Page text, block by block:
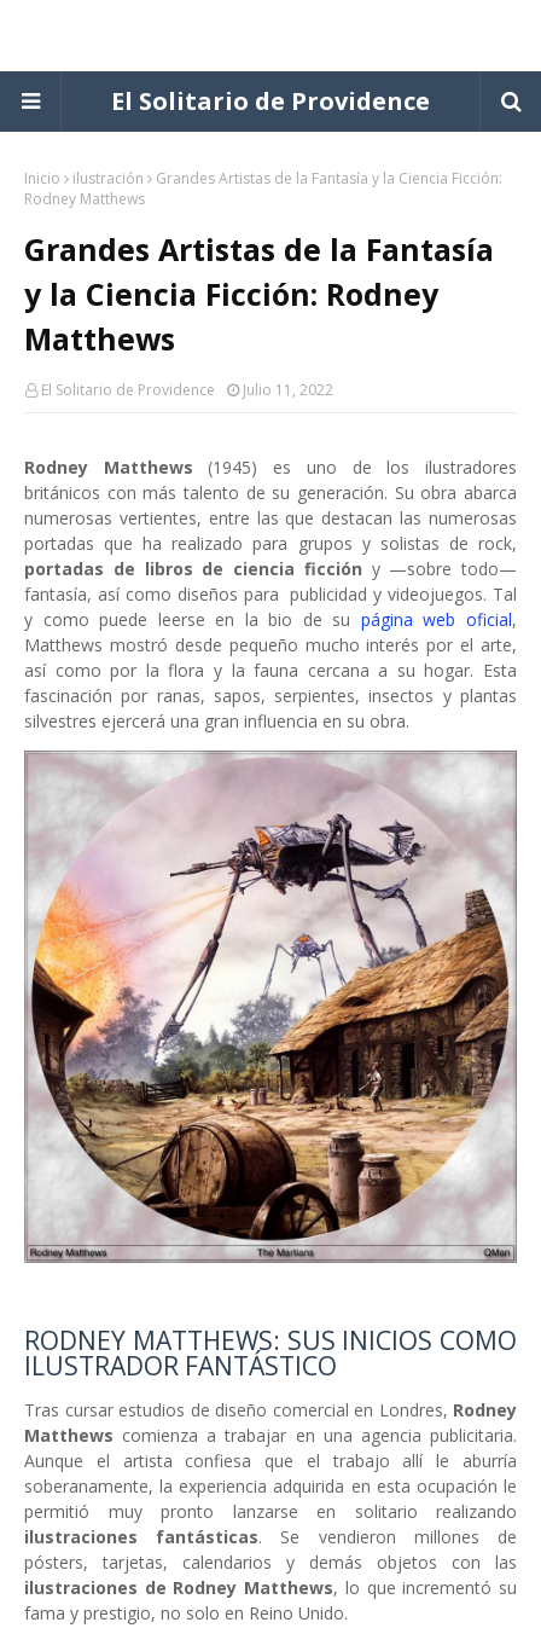
El Solitario de Providence
Inicio ilustración
Grandes Artistas de la Fantasía y la Ciencia Ficción:
Rodney Matthews
Grandes Artistas de la Fantasía
y la Ciencia Ficción: Rodney
Matthews
El Solitario de Providence Julio 11, 2022
Rodney Matthews (1945) es uno de los ilustradores
británicos con más talento de su generación. Su obra abarca
numerosas vertientes, entre las que destacan las numerosas
portadas que ha realizado para grupos y solistas de rock,
portadas de libros de ciencia ficción y —sobre todo—
fantasía, así como diseños para publicidad y videojuegos. Tal
y como puede leerse en la bio de su página web oficial,
Matthews mostró desde pequeño mucho interés por el arte,
así como por la flora y la fauna cercana a su hogar. Esta
fascinación por ranas, sapos, serpientes, insectos y plantas
silvestres ejercerá una gran influencia en su obra.
RODNEY MATTHEWS: SUS INICIOS COMO
ILUSTRADOR FANTÁSTICO
Tras cursar estudios de diseño comercial en Londres, Rodney
Matthews comienza a trabajar en una agencia publicitaria.
Aunque el artista confiesa que el trabajo allí le aburría
soberanamente, la experiencia adquirida en esta ocupación le
permitió muy pronto lanzarse en solitario realizando
ilustraciones fantásticas. Se vendieron millones de
pósters, tarjetas, calendarios y demás objetos con las
ilustraciones de Rodney Matthews, lo que incrementó su
fama y prestigio, no solo en Reino Unido.